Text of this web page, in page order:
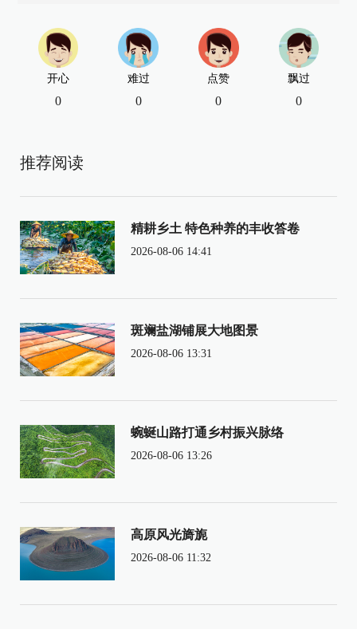
开心
0
难过
0
点赞
0
飘过
0
推荐阅读
精耕乡土 特色种养的丰收答卷
2026-08-06 14:41
斑斓盐湖铺展大地图景
2026-08-06 13:31
蜿蜒山路打通乡村振兴脉络
2026-08-06 13:26
高原风光旖旎
2026-08-06 11:32